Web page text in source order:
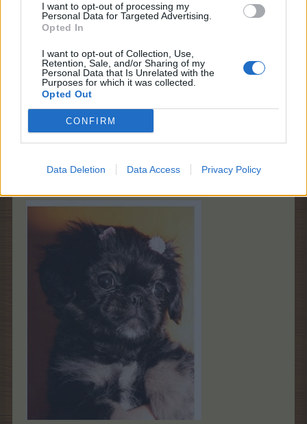
I want to opt-out of processing my
Personal Data for Targeted Advertising.
Opted In
I want to opt-out of Collection, Use,
Retention, Sale, and/or Sharing of my
Personal Data that Is Unrelated with the
Purposes for which it was collected.
Opted Out
CONFIRM
Data Deletion Data Access Privacy Policy